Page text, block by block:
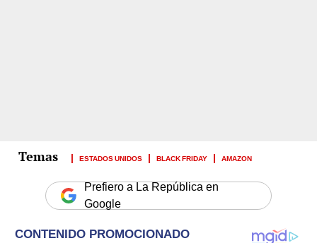
ESTADOS UNIDOS BLACK FRIDAY AMAZON
Prefiero a La República en
Google